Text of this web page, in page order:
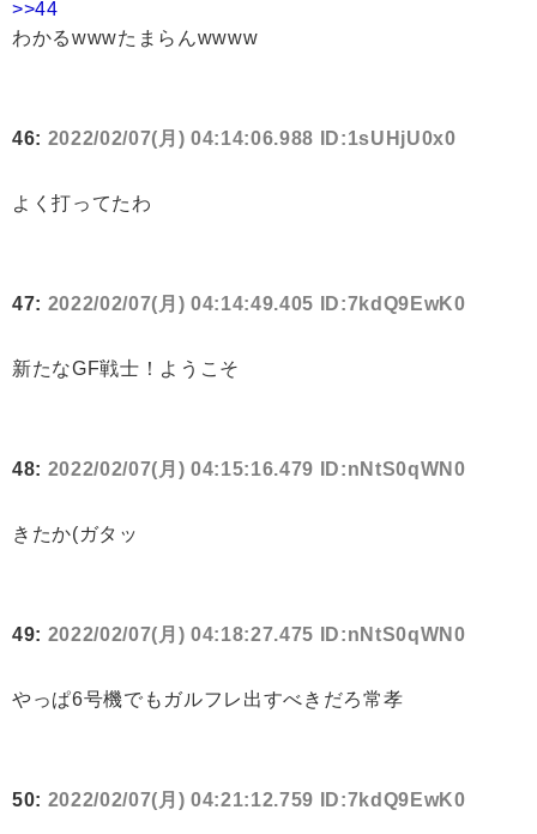
>>44
わかるwwwたまらんwwww
46: 2022/02/07(月) 04:14:06.988 ID:1sUHjU0x0
よく打ってたわ
47: 2022/02/07(月) 04:14:49.405 ID:7kdQ9EwK0
新たなGF戦士！ようこそ
48: 2022/02/07(月) 04:15:16.479 ID:nNtS0qWN0
きたか(ガタッ
49: 2022/02/07(月) 04:18:27.475 ID:nNtS0qWN0
やっぱ6号機でもガルフレ出すべきだろ常孝
50: 2022/02/07(月) 04:21:12.759 ID:7kdQ9EwK0